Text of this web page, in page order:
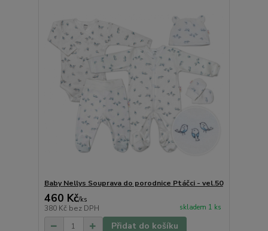
Baby Nellys Souprava do porodnice Ptáčci - vel.50
460 Kč/ks
380 Kč bez DPH skladem 1 ks
Přidat do košíku